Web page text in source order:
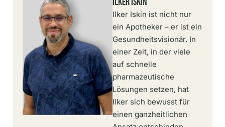
Ilker Iskin ist nicht nur
ein Apotheker – er ist ein
Gesundheitsvisionär. In
einer Zeit, in der viele
auf schnelle
pharmazeutische
Lösungen setzen, hat
Ilker sich bewusst für
einen ganzheitlichen